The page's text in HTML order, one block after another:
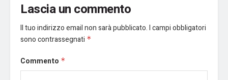
Lascia un commento
Il tuo indirizzo email non sarà pubblicato.I campi obbligatori
sono contrassegnati *
Commento *